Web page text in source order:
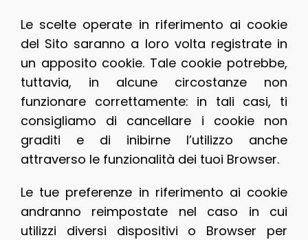
Le scelte operate in riferimento ai cookie
del Sito saranno a loro volta registrate in
un apposito cookie. Tale cookie potrebbe,
tuttavia, in alcune circostanze non
funzionare correttamente: in tali casi, ti
consigliamo di cancellare i cookie non
graditi e di inibirne l’utilizzo anche
attraverso le funzionalità dei tuoi Browser.
Le tue preferenze in riferimento ai cookie
andranno reimpostate nel caso in cui
utilizzi diversi dispositivi o Browser per